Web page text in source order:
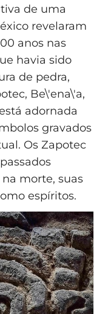
de uma
revelaram
anos nas
havia sido
de pedra,
Be\'ena\'a,
adornada
gravados
Os Zapotec
morte, suas
espíritos.